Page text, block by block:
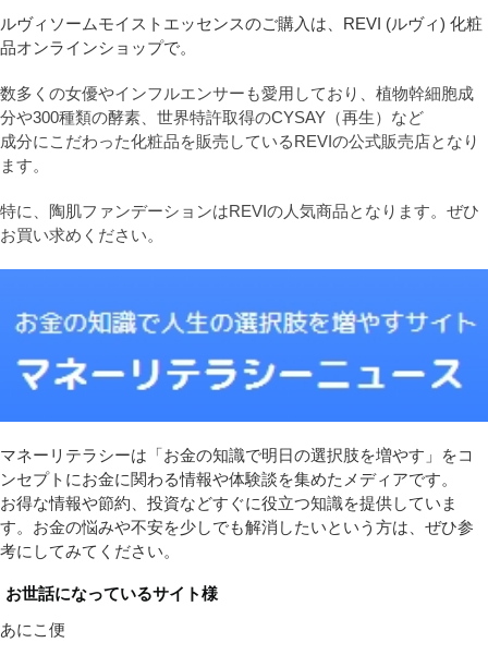
ルヴィソームモイストエッセンスのご購入は、REVI (ルヴィ) 化粧
品オンラインショップで。
数多くの女優やインフルエンサーも愛用しており、植物幹細胞成
分や300種類の酵素、世界特許取得のCYSAY（再生）など
成分にこだわった化粧品を販売しているREVIの公式販売店となり
ます。
特に、陶肌ファンデーションはREVIの人気商品となります。ぜひ
お買い求めください。
マネーリテラシーは「お金の知識で明日の選択肢を増やす」をコ
ンセプトにお金に関わる情報や体験談を集めたメディアです。
お得な情報や節約、投資などすぐに役立つ知識を提供していま
す。お金の悩みや不安を少しでも解消したいという方は、ぜひ参
考にしてみてください。
お世話になっているサイト様
あにこ便